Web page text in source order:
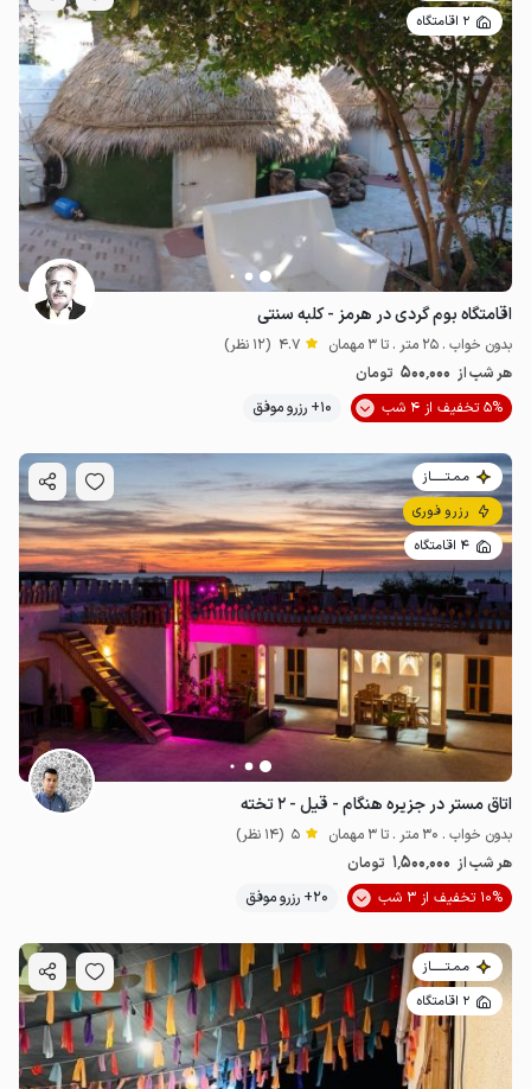
2.16میلیون ت 4.9
2 اقامتگاه
اقامتگاه بوم گردی در هرمز - کلبه سنتی
بدون خواب . 25 متر . تا 3 مهمان 4.7 (12 نظر)
هر شب از 500٬000 تومان
5% تخفیف از 4 شب
10+ رزرو موفق
مـمـتــــــاز
رزرو فوری
4 اقامتگاه
اتاق مستر در جزیره هنگام - قیل - ۲ تخته
بدون خواب . 30 متر . تا 3 مهمان 5 (14 نظر)
هر شب از 1٬500٬000 تومان
10% تخفیف از 3 شب
20+ رزرو موفق
مـمـتــــــاز
2 اقامتگاه